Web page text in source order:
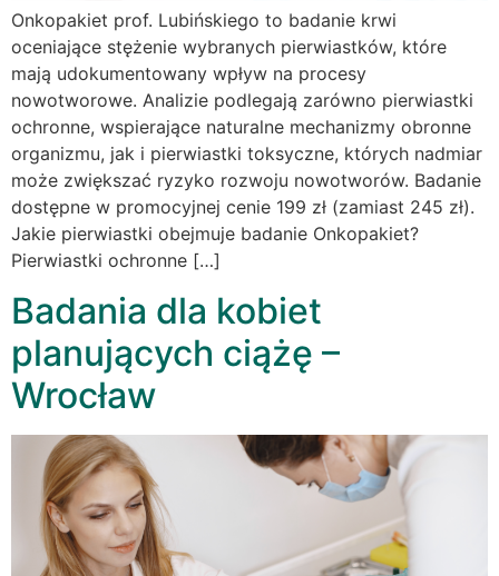
Onkopakiet prof. Lubińskiego to badanie krwi
oceniające stężenie wybranych pierwiastków, które
mają udokumentowany wpływ na procesy
nowotworowe. Analizie podlegają zarówno pierwiastki
ochronne, wspierające naturalne mechanizmy obronne
organizmu, jak i pierwiastki toksyczne, których nadmiar
może zwiększać ryzyko rozwoju nowotworów. Badanie
dostępne w promocyjnej cenie 199 zł (zamiast 245 zł).
Jakie pierwiastki obejmuje badanie Onkopakiet?
Pierwiastki ochronne […]
Badania dla kobiet
planujących ciążę –
Wrocław